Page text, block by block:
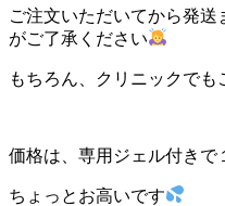
ご注文いただいてから発
がご了承ください
もちろん、クリニックで
価格は、専用ジェル付きで
ちょっとお高いです